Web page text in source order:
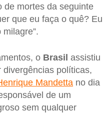
de mortes da seguinte
que eu faça o quê? Eu
o Brasil assistiu
políticas,
Mandetta no dia
de um
sem qualquer